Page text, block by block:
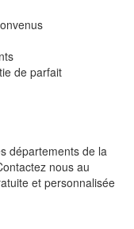
de parfait
départements de la
nous au
et personnalisée